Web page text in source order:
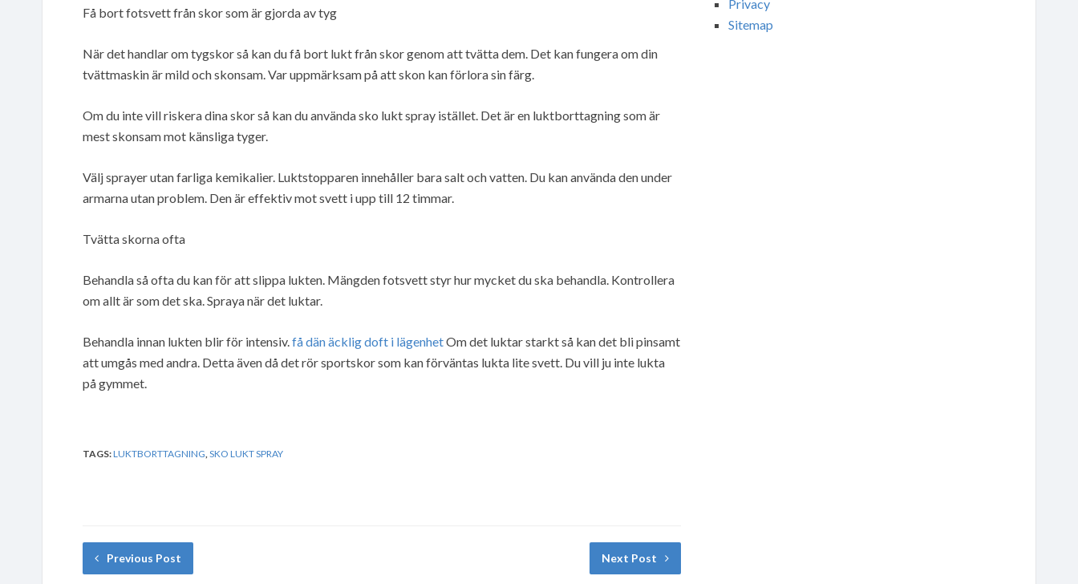
Få bort fotsvett från skor som är gjorda av tyg
När det handlar om tygskor så kan du få bort lukt från skor genom att tvätta dem. Det kan fungera om din
tvättmaskin är mild och skonsam. Var uppmärksam på att skon kan förlora sin färg.
Om du inte vill riskera dina skor så kan du använda sko lukt spray istället. Det är en luktborttagning som är
mest skonsam mot känsliga tyger.
Välj sprayer utan farliga kemikalier. Luktstopparen innehåller bara salt och vatten. Du kan använda den under
armarna utan problem. Den är effektiv mot svett i upp till 12 timmar.
Tvätta skorna ofta
Behandla så ofta du kan för att slippa lukten. Mängden fotsvett styr hur mycket du ska behandla. Kontrollera
om allt är som det ska. Spraya när det luktar.
Behandla innan lukten blir för intensiv.få dän äcklig doft i lägenhetOm det luktar starkt så kan det bli pinsamt
att umgås med andra. Detta även då det rör sportskor som kan förväntas lukta lite svett. Du vill ju inte lukta
på gymmet.
TAGS:LUKTBORTTAGNING SKO LUKT SPRAY
Previous Post Next Post
Privacy
Sitemap